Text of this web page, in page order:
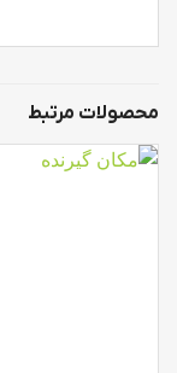
محصولات مرتبط